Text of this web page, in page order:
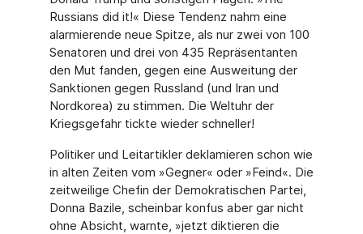
Russians did it!« Diese Tendenz nahm eine
alar­mierende neue Spitze, als nur zwei von 100
Senatoren und drei von 435 Repräsentanten
den Mut fanden, gegen eine Ausweitung der
Sanktionen gegen Russland (und Iran und
Nordkorea) zu stimmen. Die Weltuhr der
Kriegsgefahr tickte wieder schneller!
Politiker und Leitartikler deklamieren schon wie
in alten Zeiten vom »Gegner« oder »Feind«. Die
zeitweilige Chefin der Demokratischen Partei,
Donna Bazile, scheinbar konfus aber gar nicht
ohne Absicht, warnte, »jetzt diktieren die